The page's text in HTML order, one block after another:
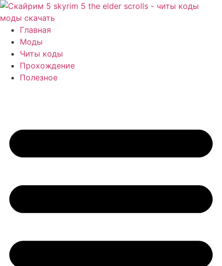
Перейти
к
содержимому
Главная
Моды
Читы коды
Прохождение
Полезное